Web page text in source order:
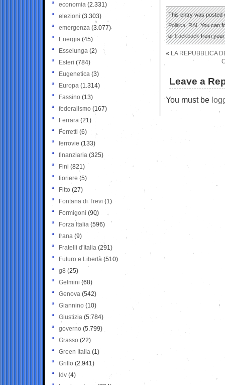
This entry was posted
Politica,RAI. You can
ortrackbackfrom your
« LA REPUBBLICA
Leave a
You must be
economia (2.331)
elezioni (3.303)
emergenza (3.077)
Energia (45)
Esselunga (2)
Esteri (784)
Eugenetica (3)
Europa (1.314)
Fassino (13)
federalismo (167)
Ferrara (21)
Ferretti (6)
ferrovie (133)
finanziaria (325)
Fini (821)
fioriere (5)
Fitto (27)
Fontana di Trevi (1)
Formigoni (90)
Forza Italia (596)
frana (9)
Fratelli d'Italia (291)
Futuro e Libertà (510)
g8 (25)
Gelmini (68)
Genova (542)
Giannino (10)
Giustizia (5.784)
governo (5.799)
Grasso (22)
Green Italia (1)
Grillo (2.941)
Idv (4)